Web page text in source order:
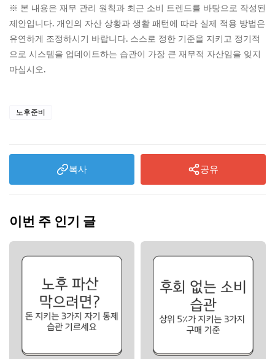
※ 본 내용은 재무 관리 원칙과 최근 소비 트렌드를 바탕으로 작성된
제안입니다. 개인의 자산 상황과 생활 패턴에 따라 실제 적용 방법은
유연하게 조정하시기 바랍니다. 스스로 정한 기준을 지키고 정기적
으로 시스템을 업데이트하는 습관이 가장 큰 재무적 자산임을 잊지
마십시오.
노후준비
복사 공유
이번 주 인기 글